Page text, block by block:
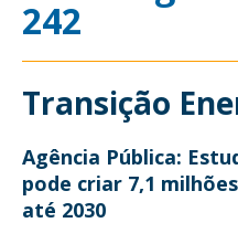
242
Transição
Agência Pública:
pode criar 7,1
até 2030